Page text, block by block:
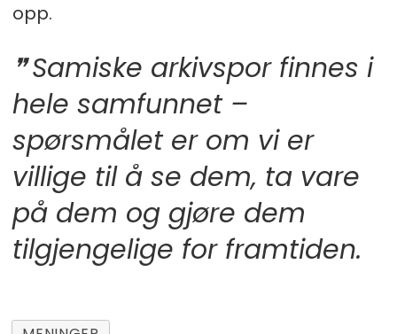
opp.
Samiske arkivspor finnes i
hele samfunnet –
spørsmålet er om vi er
villige til å se dem, ta vare
på dem og gjøre dem
tilgjengelige for framtiden.